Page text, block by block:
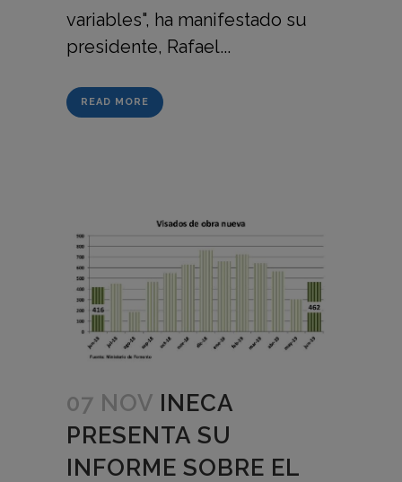
variables", ha manifestado su
presidente, Rafael...
READ MORE
07 NOV INECA
PRESENTA SU
INFORME SOBRE EL